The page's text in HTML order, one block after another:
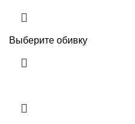
Выберите обивку